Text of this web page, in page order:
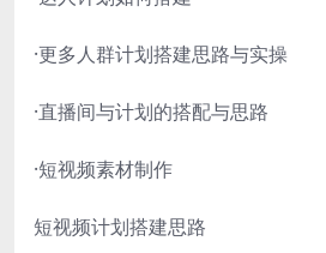
·更多人群计划搭建思路与实操
·直播间与计划的搭配与思路
·短视频素材制作
短视频计划搭建思路